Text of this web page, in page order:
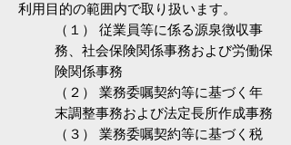
利用目的の範囲内で取り扱います。
（１） 従業員等に係る源泉徴収事
務、社会保険関係事務および労働保
険関係事務
（２） 業務委嘱契約等に基づく年
末調整事務および法定長所作成事務
（３） 業務委嘱契約等に基づく税